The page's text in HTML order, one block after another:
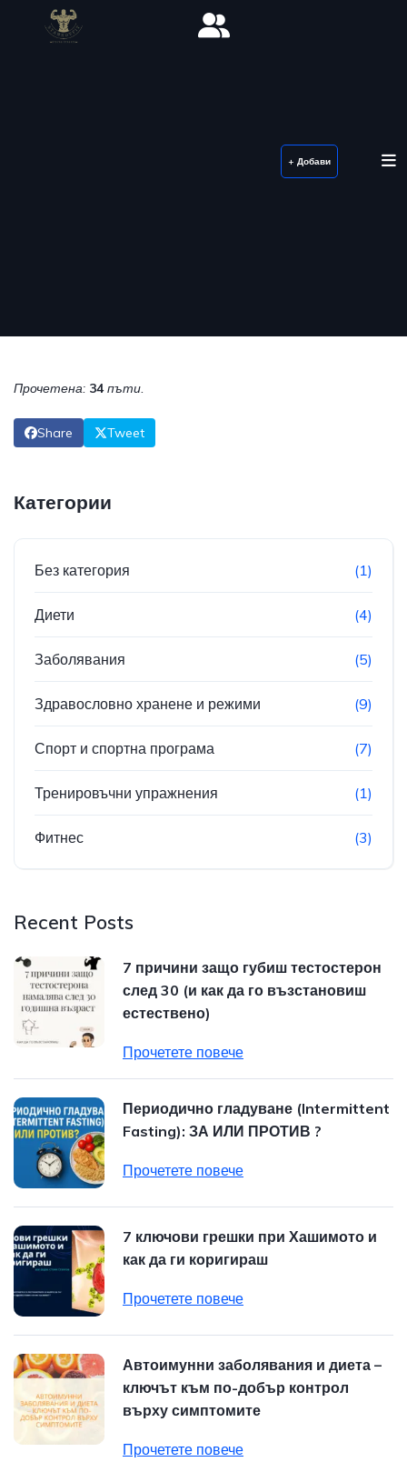
+ Добави
Прочетена: 34 пъти.
Share Tweet
Категории
Без категория (1)
Диети (4)
Заболявания (5)
Здравословно хранене и режими (9)
Спорт и спортна програма (7)
Тренировъчни упражнения (1)
Фитнес (3)
Recent Posts
7 причини защо губиш тестостерон
след 30 (и как да го възстановиш
естествено)
Прочетете повече
Периодично гладуване (Intermittent
Fasting): ЗА ИЛИ ПРОТИВ ?
Прочетете повече
7 ключови грешки при Хашимото и
как да ги коригираш
Прочетете повече
Автоимунни заболявания и диета –
ключът към по-добър контрол
върху симптомите
Прочетете повече